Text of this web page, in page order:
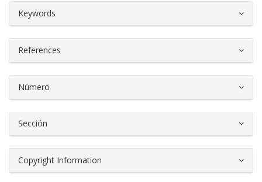
Keywords
References
Número
Sección
Copyright Information